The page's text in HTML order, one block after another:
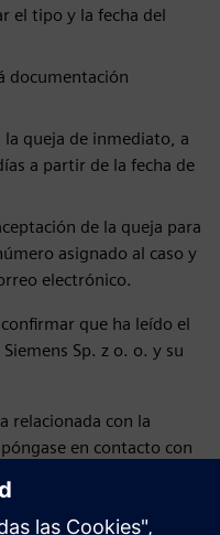
el tipo y la fecha del
documentación
la queja de inmediato, a
a partir de la fecha de
de la queja para
asignado al caso y
electrónico.
que ha leído el
Sp. z o. o. y su
relacionada con la
en contacto con
Departamento de